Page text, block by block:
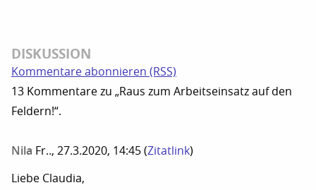
DISKUSSION
Kommentare abonnieren (RSS)
13 Kommentare zu „Raus zum Arbeitseinsatz auf den
Feldern!“.
Nila Fr.., 27.3.2020, 14:45 (Zitatlink)
Liebe Claudia,